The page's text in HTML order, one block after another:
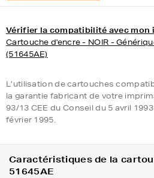
Vérifier la compatibilité avec mon
Cartouche d'encre - NOIR -
(51645AE)
L’utilisation de cartouches
la garantie fabricant de votre
93/13 CEE du Conseil du 5 avril
février 1995.
Caractéristiques de la
51645AE